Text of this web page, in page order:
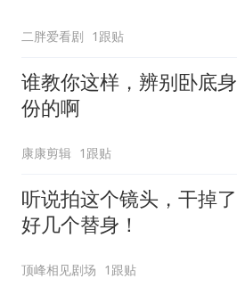
二胖爱看剧 1跟贴
谁教你这样，辨别卧底身
份的啊
康康剪辑 1跟贴
听说拍这个镜头，干掉了
好几个替身！
顶峰相见剧场 1跟贴